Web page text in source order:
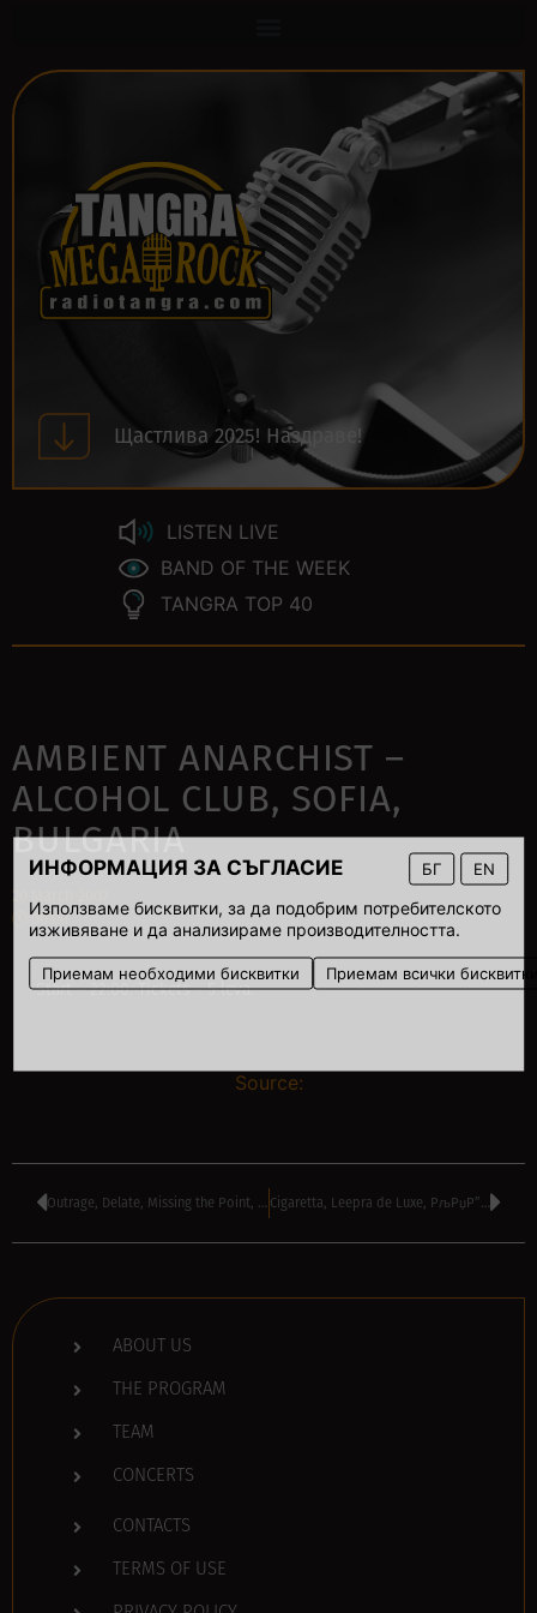
ИНФОРМАЦИЯ ЗА СЪГЛАСИЕ БГ EN
Използваме бисквитки, за да подобрим потребителското
изживяване и да анализираме производителността.
Приемам необходими бисквитки Приемам всички
Щастлива 2025! Наздраве!
LISTEN LIVE
BAND OF THE WEEK
TANGRA TOP 40
AMBIENT ANARCHIST –
ALCOHOL CLUB, SOFIA,
BULGARIA
00:00
Start – 22:00. Tickets – 5 leva.
Source:
Outrage, Delate, Missing the Point, Fight to Win, A-Moral – Puzzle Club, Plovdiv, Bulgaria Cigaretta, Leepra de Luxe, РљРџР”-0 – Black Box Club, Sofia, Bulgaria
ABOUT US
THE PROGRAM
TEAM
CONCERTS
CONTACTS
TERMS OF USE